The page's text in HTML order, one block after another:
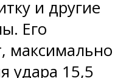
и другие
Его
максимально
удара 15,5